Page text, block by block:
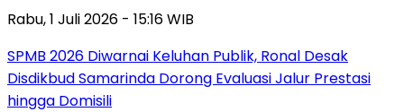
Rabu, 1 Juli 2026 - 15:16 WIB
SPMB 2026 Diwarnai Keluhan Publik, Ronal Desak
Disdikbud Samarinda Dorong Evaluasi Jalur Prestasi
hingga Domisili